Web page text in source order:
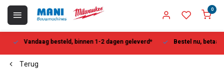
0
Vandaag besteld, binnen 1-2 dagen geleverd* Bestel nu, betaal
Terug